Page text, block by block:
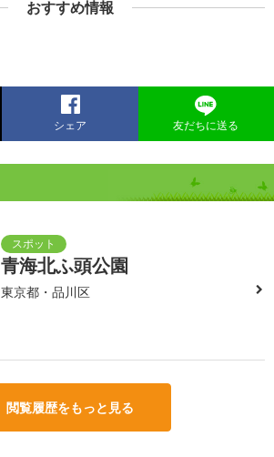
おすすめ情報
シェア 友だちに送る
青海北ふ頭公園
東京都・品川区
閲覧履歴をもっと見る